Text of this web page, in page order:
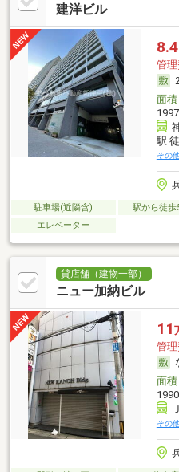
建洋ビル
管理
面積
駅
その
駐車場(近隣含) 駅から徒歩
エレベーター
貸店舗（建物一部）
ニュー加納ビル
11
管理
面積
その